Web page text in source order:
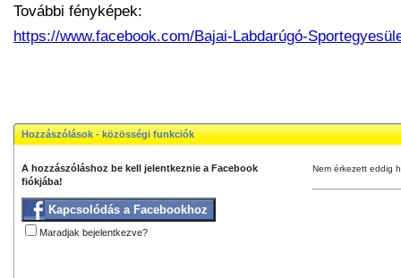
További fényképek:
https://www.facebook.com/Bajai-Labdarúgó-
Hozzászólások - közösségi funkciók
A hozzászóláshoz be kell jelentkeznie a Facebook
fiókjába!
Kapcsolódás a Facebookhoz
Maradjak bejelentkezve?
Nem érkezett eddig